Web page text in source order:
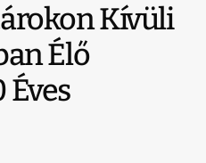
Kívüli
Élő
Éves